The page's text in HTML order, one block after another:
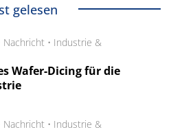
gelesen
Nachricht • Industrie &
Wafer-Dicing für die
Nachricht • Industrie &